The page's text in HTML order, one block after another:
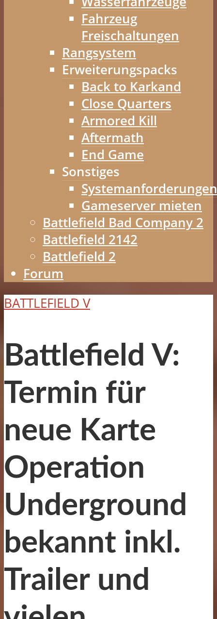
Fahrzeug
Freischaltungen
Rangsystem
Erweiterungspacks
Back to Karkand
Close Quarters
Armored Kill
Aftermath
End Game
Sonstiges
Systemanforderungen
Gameserver mieten
Battlefield Bad Company 2
Battlefield 2142
Battlefield 2
Forum
BATTLEFIELD V
Battlefield V:
Termin für
neue Karte
Operation
Underground
bekannt inkl.
Trailer und